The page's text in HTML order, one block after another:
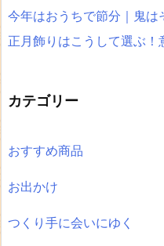
今年はおうちで節分｜鬼は
正月飾りはこうして選ぶ
カテゴリー
おすすめ商品
お出かけ
つくり手に会いにゆく